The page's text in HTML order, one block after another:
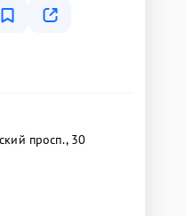
просп., 30